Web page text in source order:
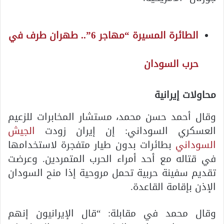
الطائرة المسيرة “مهاجر 6”.. طهران طرف في
حرب السودان
محاولات إيرانية
وقال أحمد حسن محمد، مستشار المخابرات للزعيم
العسكري السوداني: إن إيران زودت الجيش
السوداني بطائرات بدون طيار متفجرة لاستخدامها
في قتاله مع أحد أمراء الحرب المتمردين. وعرضت
تقديم سفينة حربية تحمل مروحية إذا منح السودان
الإذن بإقامة القاعدة.
وقال محمد في مقابلة: “قال الإيرانيون إنهم